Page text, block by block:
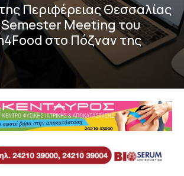
Περιφέρειας Θεσσαλίας
Meeting του
στο Πόζναν της